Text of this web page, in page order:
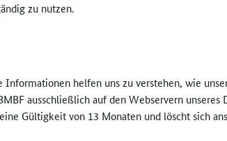
zu nutzen.
helfen uns zu verstehen, wie
ausschließlich auf den Webservern unseres
Gültigkeit von 13 Monaten und löscht sich
die größte Bedeutung zu. „Unsere
Projekte sowie ein funktionierender Ganztag
„Eine gute Kooperation mit dem
ist das die Stiftung Kindergärten Finkenau“, so